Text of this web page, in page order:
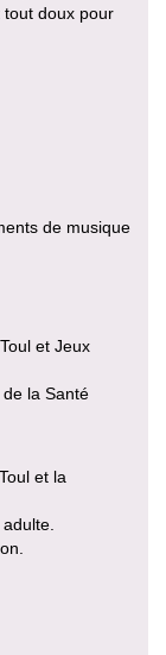
tout doux pour
de musique
et Jeux
la Santé
et la